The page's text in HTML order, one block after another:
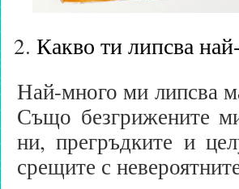
Какво ти липсва
Най-много ми липсва
Също безгрижените
ни, прегръдките и
срещите с